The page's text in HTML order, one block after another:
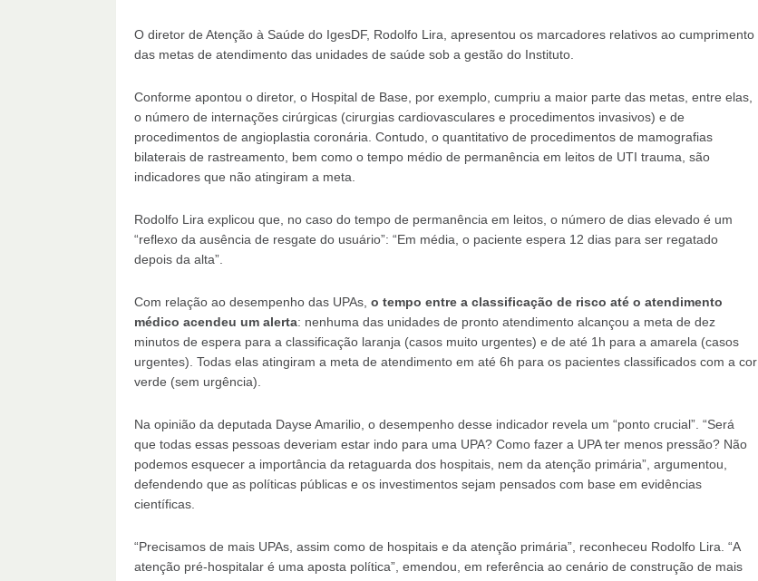
O diretor de Atenção à Saúde do IgesDF, Rodolfo Lira, apresentou os marcadores relativos ao cumprimento
das metas de atendimento das unidades de saúde sob a gestão do Instituto.
Conforme apontou o diretor, o Hospital de Base, por exemplo, cumpriu a maior parte das metas, entre elas,
o número de internações cirúrgicas (cirurgias cardiovasculares e procedimentos invasivos) e de
procedimentos de angioplastia coronária. Contudo, o quantitativo de procedimentos de mamografias
bilaterais de rastreamento, bem como o tempo médio de permanência em leitos de UTI trauma, são
indicadores que não atingiram a meta.
Rodolfo Lira explicou que, no caso do tempo de permanência em leitos, o número de dias elevado é um
“reflexo da ausência de resgate do usuário”: “Em média, o paciente espera 12 dias para ser regatado
depois da alta”.
Com relação ao desempenho das UPAs, o tempo entre a classificação de risco até o atendimento
médico acendeu um alerta: nenhuma das unidades de pronto atendimento alcançou a meta de dez
minutos de espera para a classificação laranja (casos muito urgentes) e de até 1h para a amarela (casos
urgentes). Todas elas atingiram a meta de atendimento em até 6h para os pacientes classificados com a cor
verde (sem urgência).
Na opinião da deputada Dayse Amarilio, o desempenho desse indicador revela um “ponto crucial”. “Será
que todas essas pessoas deveriam estar indo para uma UPA? Como fazer a UPA ter menos pressão? Não
podemos esquecer a importância da retaguarda dos hospitais, nem da atenção primária”, argumentou,
defendendo que as políticas públicas e os investimentos sejam pensados com base em evidências
científicas.
“Precisamos de mais UPAs, assim como de hospitais e da atenção primária”, reconheceu Rodolfo Lira. “A
atenção pré-hospitalar é uma aposta política”, emendou, em referência ao cenário de construção de mais